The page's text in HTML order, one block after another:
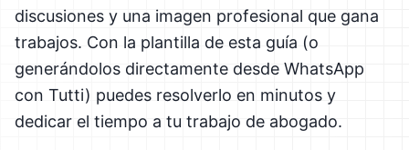
discusiones y una imagen profesional que gana
trabajos. Con la plantilla de esta guía (o
generándolos directamente desde WhatsApp
con Tutti) puedes resolverlo en minutos y
dedicar el tiempo a tu trabajo de abogado.